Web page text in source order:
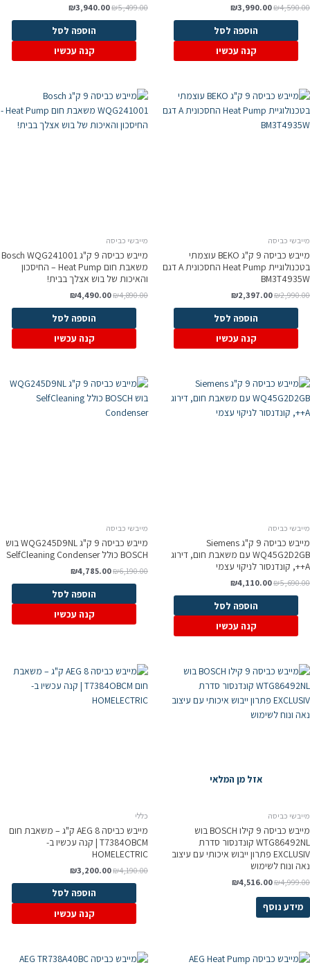
₪4,590.00
₪3,990.00
הוספה לסל
קנה עכשיו
₪5,499.00
₪3,940.00
הוספה לסל
קנה עכשיו
מייבשי כביסה
מייבש כביסה 9 ק"ג BEKO עוצמתי
בטכנולוגיית Heat Pump החסכונית A דגם
BM3T4935W
₪2,990.00
₪2,397.00
הוספה לסל
קנה עכשיו
מייבשי כביסה
מייבש כביסה 9 ק"ג Bosch WQG241001
משאבת חום Heat Pump – החיסכון
והאיכות של בוש אצלך בבית!
₪4,890.00
₪4,490.00
הוספה לסל
קנה עכשיו
מייבשי כביסה
מייבש כביסה 9 ק"ג Siemens
WQ45G2D2GB עם משאבת חום, דירוג
A++, קונדנסור לניקוי עצמי
₪5,690.00
₪4,110.00
הוספה לסל
קנה עכשיו
מייבשי כביסה
מייבש כביסה 9 ק"ג WQG245D9NL בוש
BOSCH כולל SelfCleaning Condenser
₪6,190.00
₪4,785.00
הוספה לסל
קנה עכשיו
אזל מן המלאי
מייבשי כביסה
מייבש כביסה 9 קילו BOSCH בוש
WTG86492NL קונדנסור סדרת
EXCLUSIV פתרון ייבוש איכותי עם עיצוב
נאה ונוח לשימוש
₪4,999.00
₪4,516.00
מידע נוסף
כללי
מייבש כביסה AEG 8 ק"ג – משאבת חום
T7384OBCM | קנה עכשיו ב-
HOMELECTRIC
₪4,190.00
₪3,200.00
הוספה לסל
קנה עכשיו